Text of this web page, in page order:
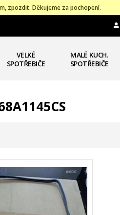
zpozdit. Děkujeme za pochopení.
VELKÉ
SPOTŘEBIČE
MALÉ KUCH.
SPOTŘEBIČE